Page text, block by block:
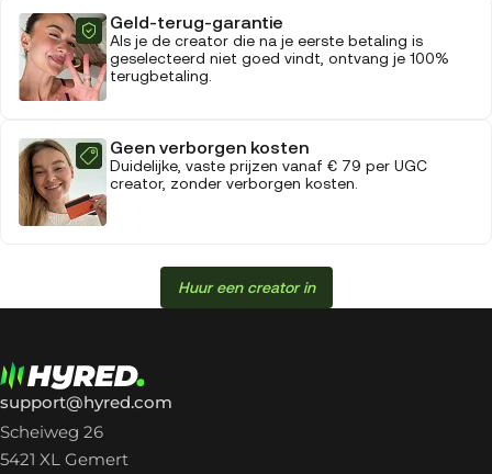
Geld-terug-garantie
Als je de creator die na je eerste betaling is
geselecteerd niet goed vindt, ontvang je 100%
terugbetaling.
Geen verborgen kosten
Duidelijke, vaste prijzen vanaf € 79 per UGC
creator, zonder verborgen kosten.
Huur een creator in
support@hyred.com
Scheiweg 26
5421 XL Gemert